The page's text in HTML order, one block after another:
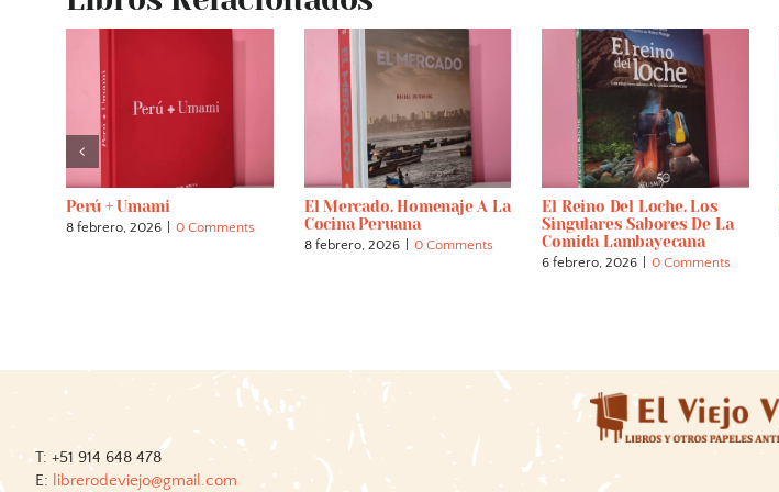
Perú + Umami
8 febrero, 2026 0 Comments
El Mercado. Homenaje A La
Cocina Peruana
8 febrero, 2026 0 Comments
El Reino Del Loche. Los
Singulares Sabores De La
Comida Lambayecana
6 febrero, 2026 0 Comments
T: +51 914 648 478
E: librerodeviejo@gmail.com